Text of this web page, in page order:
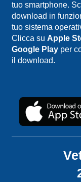
tuo smartphone.
download in
tuo sistema
Clicca su Apple
Google Playper
il download.